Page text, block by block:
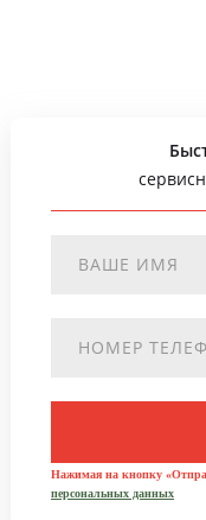
Нажимая на кнопку
персональных данных